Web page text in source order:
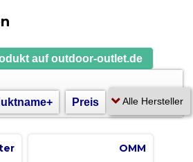
auf outdoor-outlet.de
Preis
OMM